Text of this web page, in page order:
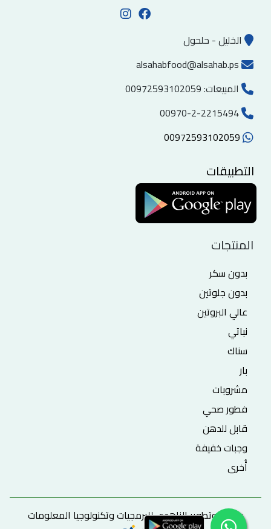
الخليل - حلحول
alsahabfood@alsahab.ps
المبيعات:00972593102059
التطبيقات
المنتجات
بدون سكر
بدون جلوتين
عالي البروتين
نباتي
سناك
بار
مشروبات
فطور صحي
قابل للدهن
وجبات خفيفة
أُخرى
برمجة وتطوير الزاهدي للبرمجيات وتكنولوجيا المعلومات